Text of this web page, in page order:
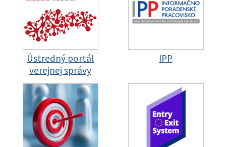
Ústredný portál
verejnej správy
IPP